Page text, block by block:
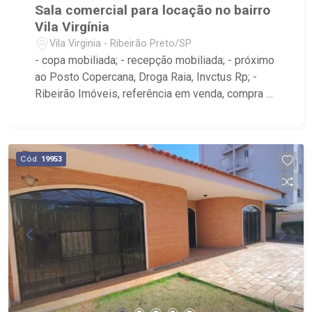
Sala comercial para locação no bairro
Vila Virgínia
Vila Virginia - Ribeirão Preto/SP
- copa mobiliada; - recepção mobiliada; - próximo
ao Posto Copercana, Droga Raia, Invctus Rp; -
Ribeirão Imóveis, referência em venda, compra e
capacitados; - processos rápidos e eficientes; -
análise criteriosa de documentação; - com foco:
Zona Sul, Zona Leste, Centro e Bonfim Paulista; -
para Venda, Compra e Locação, imobiliária é
Ribeirão Imóveis - sede na Av. Professor João
Fiusa;
Cód. 19953